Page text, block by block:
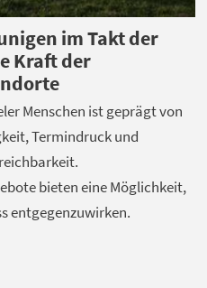
im Takt der
Kraft der
Menschen ist geprägt von
Termindruck und
bieten eine Möglichkeit,
entgegenzuwirken.